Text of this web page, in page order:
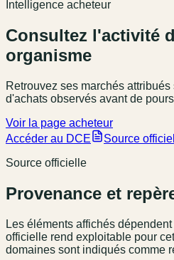
Intelligence acheteur
Consultez l'activité
organisme
Retrouvez ses marchés
d'achats observés avant de
Voir la page acheteur
Accéder au DCE
Source
Source officielle
Provenance et
Les éléments affichés
officielle rend exploitable pour
domaines sont indiqués comme